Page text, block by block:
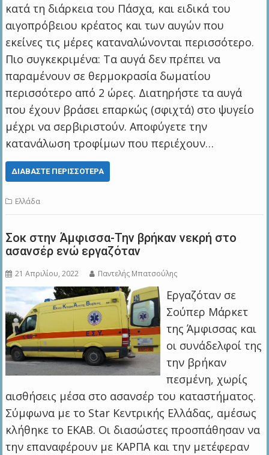
κατά τη διάρκεια του Πάσχα, και ειδικά του
αιγοπρόβειου κρέατος και των αυγών που
εκείνες τις μέρες καταναλώνονται περισσότερο.
Πιο συγκεκριμένα: Τα αυγά δεν πρέπει να
παραμένουν σε θερμοκρασία δωματίου
περισσότερο από 2 ώρες. Διατηρήστε τα αυγά
που έχουν βράσει επαρκώς (σφιχτά) στο ψυγείο
μέχρι να σερβιριστούν. Αποφύγετε την
κατανάλωση τροφίμων που περιέχουν…
ΔΙΑΒΆΣΤΕ ΠΕΡΙΣΣΌΤΕΡΑ
Ελλάδα
Σοκ στην Άμφισσα-Την βρήκαν νεκρή στο
ασανσέρ ενώ εργαζόταν
21 Απριλίου, 2022 Παντελής Μπατσούλης
Εργαζόταν σε
Σούπερ Μάρκετ
της Άμφισσας και
οι συνάδελφοί της
την βρήκαν
πεσμένη, χωρίς
αισθήσεις μέσα στο ασανσέρ του καταστήματος.
Σύμφωνα με το Star Κεντρικής Ελλάδας, αμέσως
κλήθηκε το ΕΚΑΒ. Οι διασώστες προσπάθησαν να
την επαναφέρουν με ΚΑΡΠΑ και την μετέφεραν